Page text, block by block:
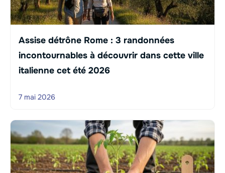
Assise détrône Rome : 3 randonnées
incontournables à découvrir dans cette ville
italienne cet été 2026
7 mai 2026